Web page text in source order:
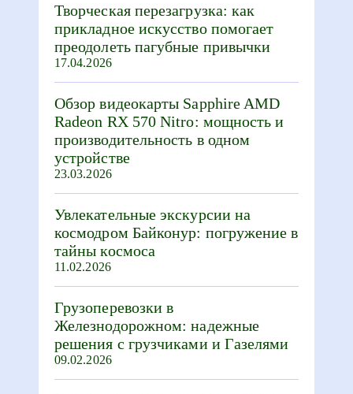
Творческая перезагрузка: как
прикладное искусство помогает
преодолеть пагубные привычки
17.04.2026
Обзор видеокарты Sapphire AMD
Radeon RX 570 Nitro: мощность и
производительность в одном
устройстве
23.03.2026
Увлекательные экскурсии на
космодром Байконур: погружение в
тайны космоса
11.02.2026
Грузоперевозки в
Железнодорожном: надежные
решения с грузчиками и Газелями
09.02.2026